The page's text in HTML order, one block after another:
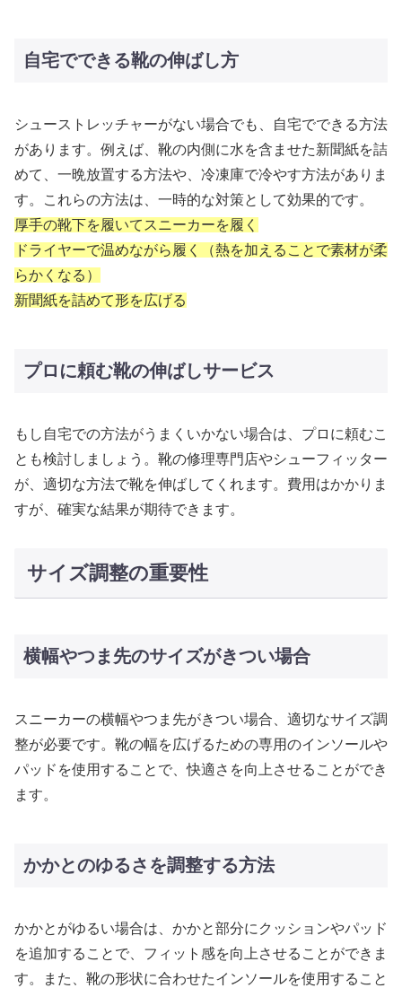
自宅でできる靴の伸ばし方
シューストレッチャーがない場合でも、自宅でできる方法
があります。例えば、靴の内側に水を含ませた新聞紙を詰
めて、一晩放置する方法や、冷凍庫で冷やす方法がありま
す。これらの方法は、一時的な対策として効果的です。
厚手の靴下を履いてスニーカーを履く
ドライヤーで温めながら履く（熱を加えることで素材が柔
らかくなる）
新聞紙を詰めて形を広げる
プロに頼む靴の伸ばしサービス
もし自宅での方法がうまくいかない場合は、プロに頼むこ
とも検討しましょう。靴の修理専門店やシューフィッター
が、適切な方法で靴を伸ばしてくれます。費用はかかりま
すが、確実な結果が期待できます。
サイズ調整の重要性
横幅やつま先のサイズがきつい場合
スニーカーの横幅やつま先がきつい場合、適切なサイズ調
整が必要です。靴の幅を広げるための専用のインソールや
パッドを使用することで、快適さを向上させることができ
ます。
かかとのゆるさを調整する方法
かかとがゆるい場合は、かかと部分にクッションやパッド
を追加することで、フィット感を向上させることができま
す。また、靴の形状に合わせたインソールを使用すること